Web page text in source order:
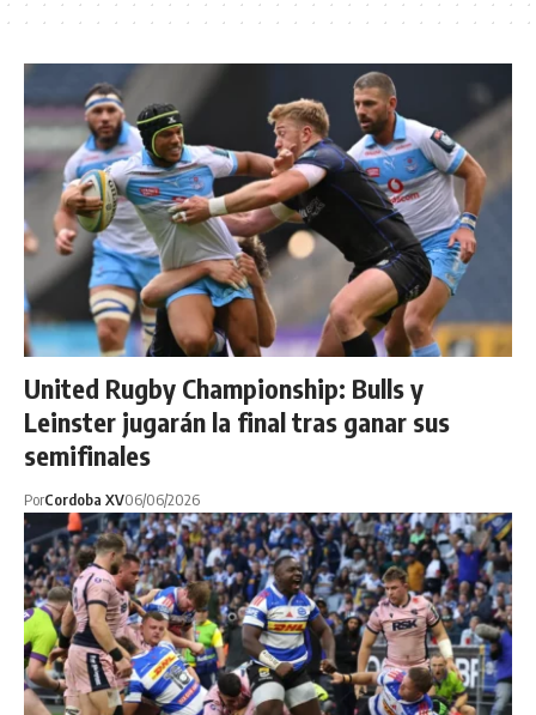
United Rugby Championship: Bulls y
Leinster jugarán la final tras ganar sus
semifinales
PorCordoba XV06/06/2026